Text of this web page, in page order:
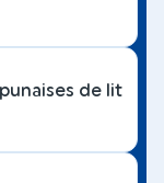
de lit